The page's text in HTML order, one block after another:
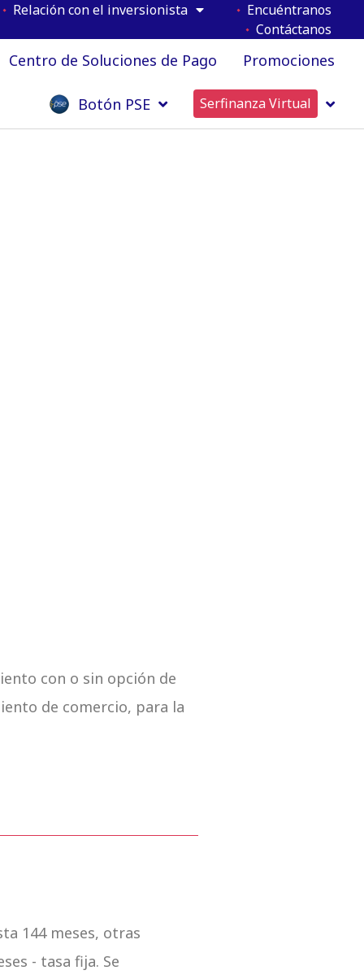
Relación con el inversionista
Encuéntranos
Contáctanos
Centro de Soluciones de Pago Promociones
Botón PSE Serfinanza Virtual
con o sin opción de
de comercio, para la
144 meses, otras
- tasa fija. Se